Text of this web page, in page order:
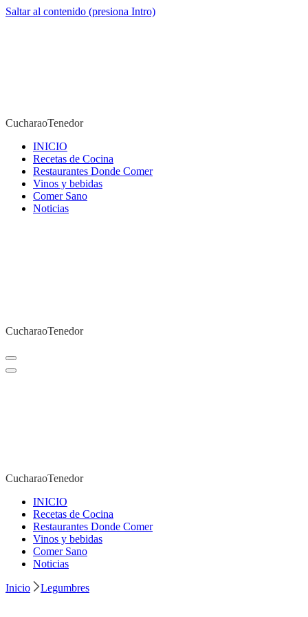
Saltar al contenido (presiona Intro)
CucharaoTenedor
CucharaoTenedor
INICIO
Recetas de Cocina
Restaurantes Donde Comer
Vinos y bebidas
Comer Sano
Noticias
CucharaoTenedor
CucharaoTenedor
CucharaoTenedor
CucharaoTenedor
INICIO
Recetas de Cocina
Restaurantes Donde Comer
Vinos y bebidas
Comer Sano
Noticias
Inicio Legumbres